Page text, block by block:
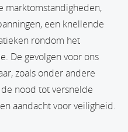
marktomstandigheden,
een knellende
rondom het
De gevolgen voor ons
zoals onder andere
nood tot versnelde
aandacht voor veiligheid.